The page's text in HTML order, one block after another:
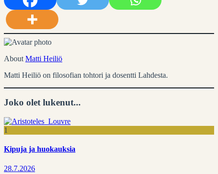
About Matti Heiliö
Matti Heiliö on filosofian tohtori ja dosentti Lahdesta.
Joko olet lukenut...
1
Kipuja ja huokauksia
28.7.2026